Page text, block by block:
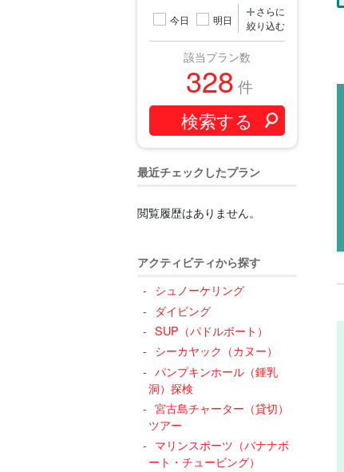
今日 明日
さらに
絞り込む
該当プラン数
328 件
最近チェックしたプラン
閲覧履歴はありません。
アクティビティから探す
シュノーケリング
ダイビング
SUP（パドルボート）
シーカヤック（カヌー）
パンプキンホール（鍾乳
洞）探検
宮古島チャーター（貸切）
ツアー
マリンスポーツ（バナナボ
ート・チュービング）